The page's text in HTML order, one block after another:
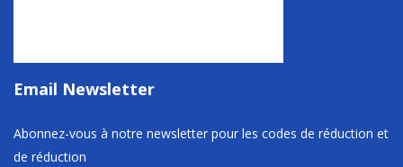
Email Newsletter
Abonnez-vous à notre newsletter pour les codes de réduction et
de réduction